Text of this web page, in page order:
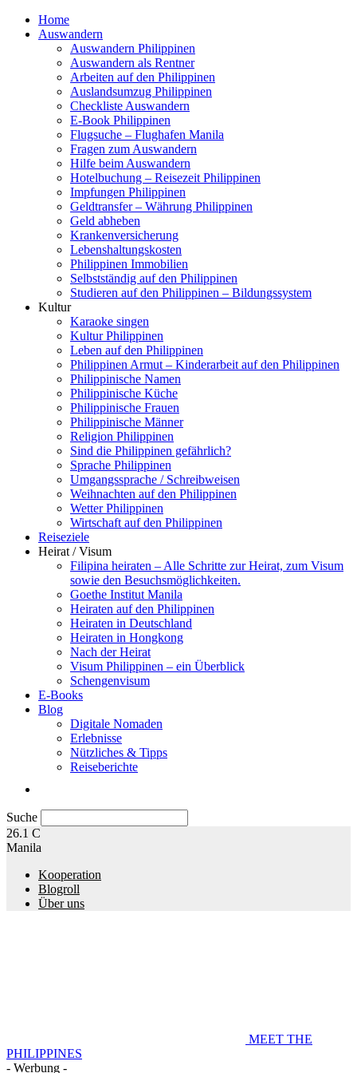
Home
Auswandern
Auswandern Philippinen
Auswandern als Rentner
Arbeiten auf den Philippinen
Auslandsumzug Philippinen
Checkliste Auswandern
E-Book Philippinen
Flugsuche – Flughafen Manila
Fragen zum Auswandern
Hilfe beim Auswandern
Hotelbuchung – Reisezeit Philippinen
Impfungen Philippinen
Geldtransfer – Währung Philippinen
Geld abheben
Krankenversicherung
Lebenshaltungskosten
Philippinen Immobilien
Selbstständig auf den Philippinen
Studieren auf den Philippinen – Bildungssystem
Kultur
Karaoke singen
Kultur Philippinen
Leben auf den Philippinen
Philippinen Armut – Kinderarbeit auf den Philippinen
Philippinische Namen
Philippinische Küche
Philippinische Frauen
Philippinische Männer
Religion Philippinen
Sind die Philippinen gefährlich?
Sprache Philippinen
Umgangssprache / Schreibweisen
Weihnachten auf den Philippinen
Wetter Philippinen
Wirtschaft auf den Philippinen
Reiseziele
Heirat / Visum
Filipina heiraten – Alle Schritte zur Heirat, zum Visum
sowie den Besuchsmöglichkeiten.
Goethe Institut Manila
Heiraten auf den Philippinen
Heiraten in Deutschland
Heiraten in Hongkong
Nach der Heirat
Visum Philippinen – ein Überblick
Schengenvisum
E-Books
Blog
Digitale Nomaden
Erlebnisse
Nützliches & Tipps
Reiseberichte
Suche
26.1 C
Manila
Kooperation
Blogroll
Über uns
MEET THE
PHILIPPINES
- Werbung -